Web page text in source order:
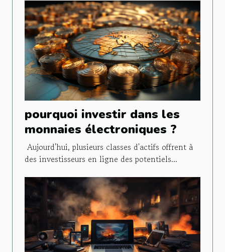
pourquoi investir dans les
monnaies électroniques ?
Aujourd'hui, plusieurs classes d'actifs offrent à
des investisseurs en ligne des potentiels...